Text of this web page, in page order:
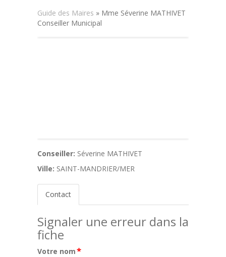
Guide des Maires » Mme Séverine MATHIVET
Conseiller Municipal
Conseiller: Séverine MATHIVET
Ville: SAINT-MANDRIER/MER
Contact
Signaler une erreur dans la
fiche
Votre nom*